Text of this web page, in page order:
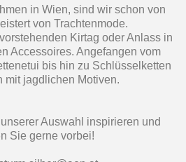
in Wien, sind wir schon von
von Trachtenmode.
Kirtag oder Anlass in
Accessoires. Angefangen vom
bis hin zu Schlüsselketten
mit jagdlichen Motiven.
Auswahl inspirieren und
Sie gerne vorbei!